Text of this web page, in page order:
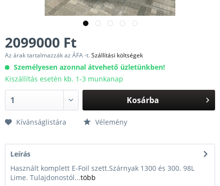
2099000 Ft
Az árak tartalmazzák az ÁFA -t.Szállítási költségek
Személyesen azonnal átvehető üzletünkben!
Kiszállítás esetén kb. 1-3 munkanap
Kosárba
Kívánságlistára Vélemény
Leírás
Használt komplett E-Foil szett.Szárnyak 1300 és 300. 98L
Lime. Tulajdonostól...több